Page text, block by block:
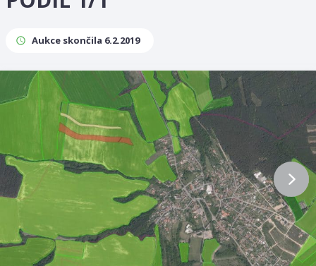
Aukce skončila 6.2.2019